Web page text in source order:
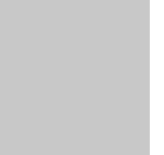
version of the